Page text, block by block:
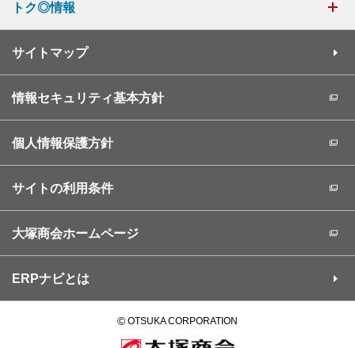
トク◎情報
サイトマップ
情報セキュリティ基本方針
個人情報保護方針
サイトの利用条件
大塚商会ホームページ
ERPナビとは
© OTSUKA CORPORATION